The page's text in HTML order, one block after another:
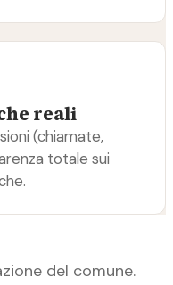
reali
(chiamate,
totale sui
del comune.